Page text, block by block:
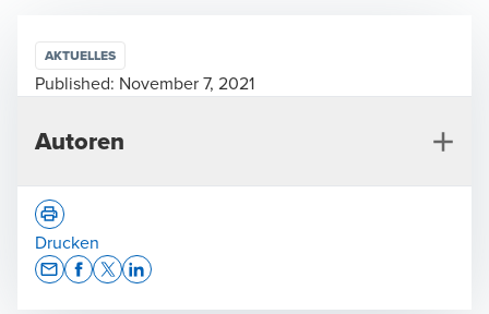
AKTUELLES
Published: November 7, 2021
Autoren
Drucken